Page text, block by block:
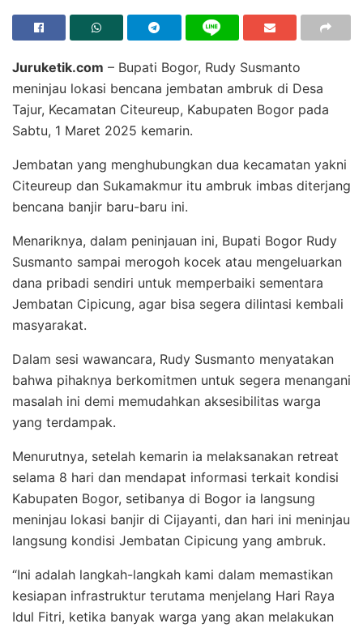
Juruketik.com – Bupati Bogor, Rudy Susmanto
meninjau lokasi bencana jembatan ambruk di Desa
Tajur, Kecamatan Citeureup, Kabupaten Bogor pada
Sabtu, 1 Maret 2025 kemarin.
Jembatan yang menghubungkan dua kecamatan yakni
Citeureup dan Sukamakmur itu ambruk imbas diterjang
bencana banjir baru-baru ini.
Menariknya, dalam peninjauan ini, Bupati Bogor Rudy
Susmanto sampai merogoh kocek atau mengeluarkan
dana pribadi sendiri untuk memperbaiki sementara
Jembatan Cipicung, agar bisa segera dilintasi kembali
masyarakat.
Dalam sesi wawancara, Rudy Susmanto menyatakan
bahwa pihaknya berkomitmen untuk segera menangani
masalah ini demi memudahkan aksesibilitas warga
yang terdampak.
Menurutnya, setelah kemarin ia melaksanakan retreat
selama 8 hari dan mendapat informasi terkait kondisi
Kabupaten Bogor, setibanya di Bogor ia langsung
meninjau lokasi banjir di Cijayanti, dan hari ini meninjau
langsung kondisi Jembatan Cipicung yang ambruk.
“Ini adalah langkah-langkah kami dalam memastikan
kesiapan infrastruktur terutama menjelang Hari Raya
Idul Fitri, ketika banyak warga yang akan melakukan